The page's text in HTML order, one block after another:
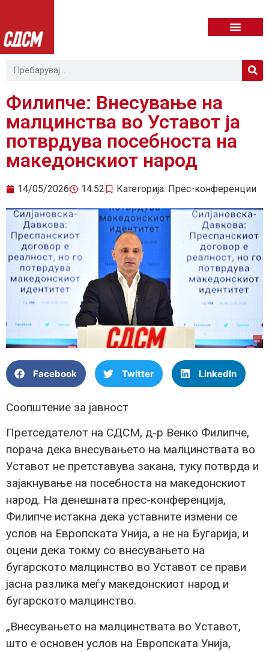
Филипче: Внесување на
малцинства во Уставот ја
потврдува посебноста на
македонскиот народ
14/05/2026 14:52 Категорија: Прес-конференции
Facebook Twitter LinkedIn
Соопштение за јавност
Претседателот на СДСМ, д-р Венко Филипче,
порача дека внесувањето на малцинствата во
Уставот не претставува закана, туку потврда и
зајакнување на посебноста на македонскиот
народ. На денешната прес-конференција,
Филипче истакна дека уставните измени се
услов на Европската Унија, а не на Бугарија, и
оцени дека токму со внесувањето на
бугарското малцинство во Уставот се прави
јасна разлика меѓу македонскиот народ и
бугарското малцинство.
„Внесувањето на малцинствата во Уставот,
што е основен услов на Европската Унија,